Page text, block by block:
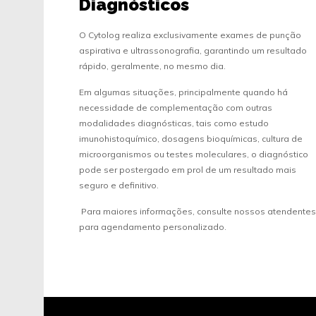
Diagnósticos
O Cytolog realiza exclusivamente exames de punção
aspirativa e ultrassonografia, garantindo um resultado
rápido, geralmente, no mesmo dia.
Em algumas situações, principalmente quando há
necessidade de complementação com outras
modalidades diagnósticas, tais como estudo
imunohistoquímico, dosagens bioquímicas, cultura de
microorganismos ou testes moleculares, o diagnóstico
pode ser postergado em prol de um resultado mais
seguro e definitivo.
Para maiores informações, consulte nossos atendentes
para agendamento personalizado.